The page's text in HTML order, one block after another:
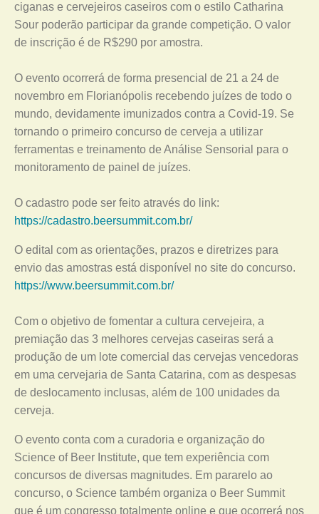
ciganas e cervejeiros caseiros com o estilo Catharina
Sour poderão participar da grande competição. O valor
de inscrição é de R$290 por amostra.
O evento ocorrerá de forma presencial de 21 a 24 de
novembro em Florianópolis recebendo juízes de todo o
mundo, devidamente imunizados contra a Covid-19. Se
tornando o primeiro concurso de cerveja a utilizar
ferramentas e treinamento de Análise Sensorial para o
monitoramento de painel de juízes.
O cadastro pode ser feito através do link:
https://cadastro.beersummit.com.br/
O edital com as orientações, prazos e diretrizes para
envio das amostras está disponível no site do concurso.
https://www.beersummit.com.br/
Com o objetivo de fomentar a cultura cervejeira, a
premiação das 3 melhores cervejas caseiras será a
produção de um lote comercial das cervejas vencedoras
em uma cervejaria de Santa Catarina, com as despesas
de deslocamento inclusas, além de 100 unidades da
cerveja.
O evento conta com a curadoria e organização do
Science of Beer Institute, que tem experiência com
concursos de diversas magnitudes. Em pararelo ao
concurso, o Science também organiza o Beer Summit
que é um congresso totalmente online e que ocorrerá nos